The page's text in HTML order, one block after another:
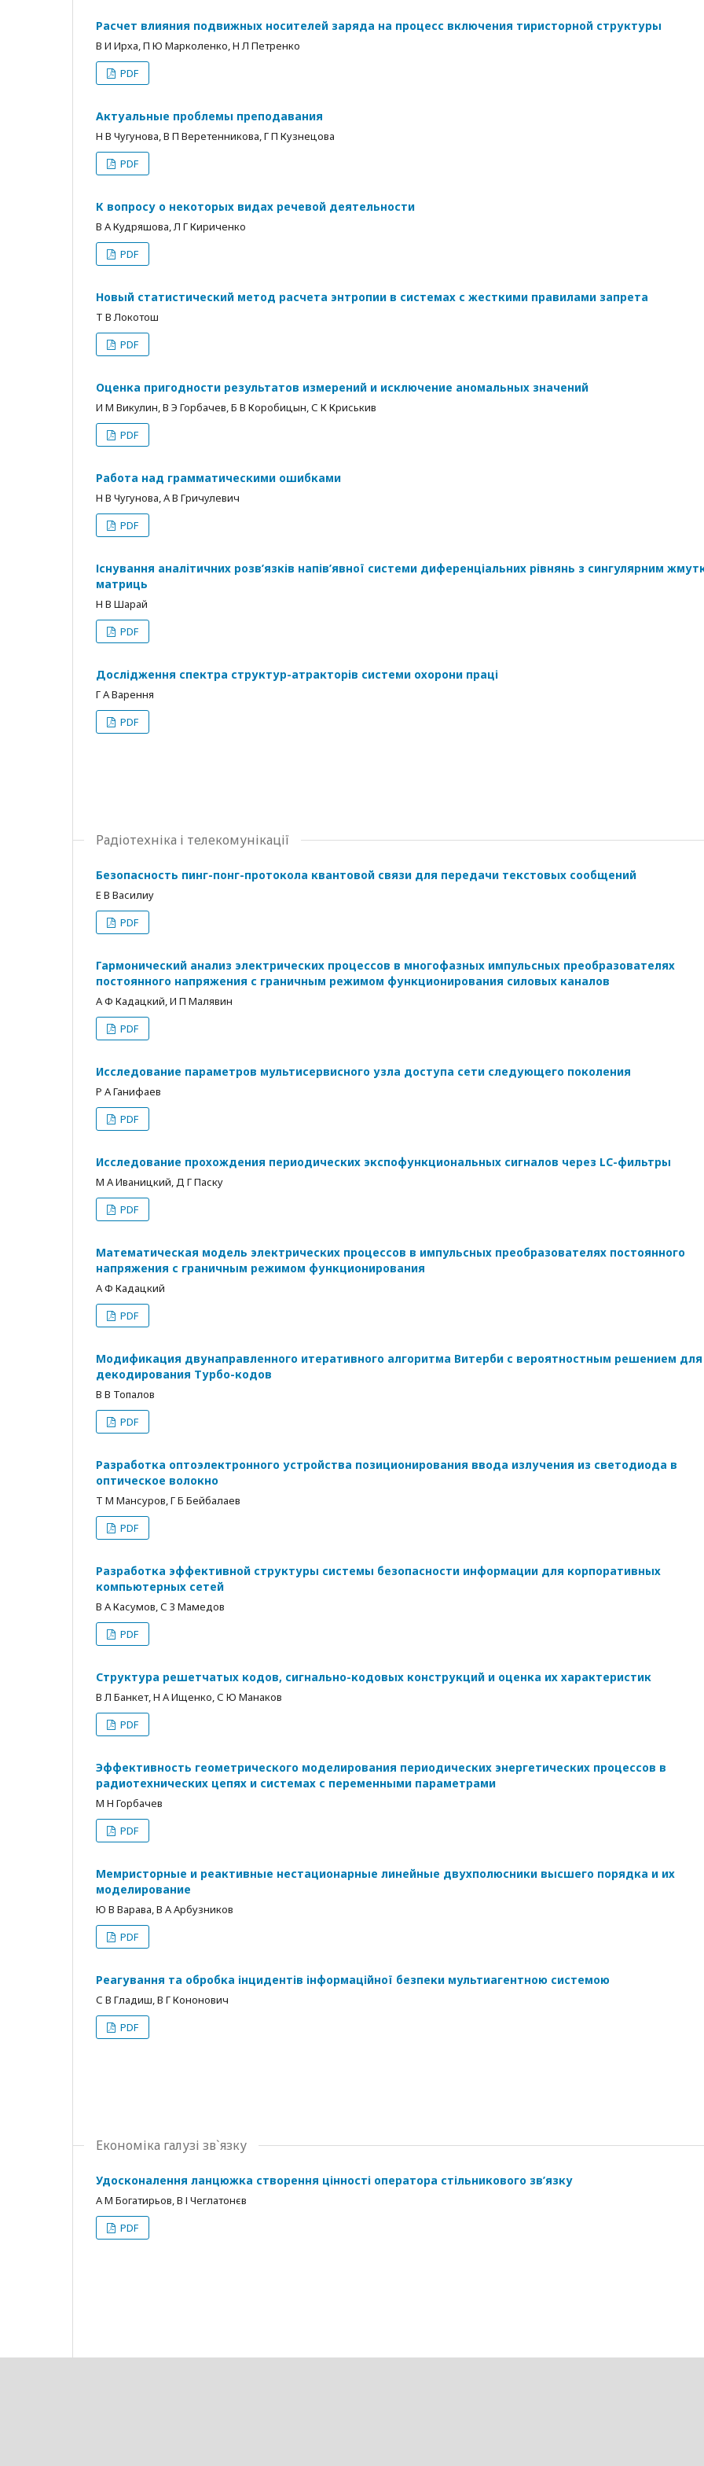
Расчет влияния подвижных носителей заряда на процесс включения тиристорной структуры
В И Ирха, П Ю Марколенко, Н Л Петренко
PDF
Актуальные проблемы преподавания
Н В Чугунова, В П Веретенникова, Г П Кузнецова
PDF
К вопросу о некоторых видах речевой деятельности
В А Кудряшова, Л Г Кириченко
PDF
Новый статистический метод расчета энтропии в системах с жесткими правилами запрета
Т В Локотош
PDF
Оценка пригодности результатов измерений и исключение аномальных значений
И М Викулин, В Э Горбачев, Б В Коробицын, С К Криськив
PDF
Работа над грамматическими ошибками
Н В Чугунова, А В Гричулевич
PDF
Існування аналітичних розв’язків напів’явної системи диференціальних рівнянь з сингулярним
матриць
Н В Шарай
PDF
Дослідження спектра структур-атракторів системи охорони праці
Г А Варення
PDF
Радіотехніка і телекомунікації
Безопасность пинг-понг-протокола квантовой связи для передачи текстовых сообщений
Е В Василиу
PDF
Гармонический анализ электрических процессов в многофазных импульсных преобразователях
постоянного напряжения с граничным режимом функционирования силовых каналов
А Ф Кадацкий, И П Малявин
PDF
Исследование параметров мультисервисного узла доступа сети следующего поколения
Р А Ганифаев
PDF
Исследование прохождения периодических экспофункциональных сигналов через LC-фильтры
М А Иваницкий, Д Г Паску
PDF
Математическая модель электрических процессов в импульсных преобразователях постоянного
напряжения с граничным режимом функционирования
А Ф Кадацкий
PDF
Модификация двунаправленного итеративного алгоритма Витерби с вероятностным решением для
декодирования Турбо-кодов
В В Топалов
PDF
Разработка оптоэлектронного устройства позиционирования ввода излучения из светодиода в
оптическое волокно
Т М Мансуров, Г Б Бейбалаев
PDF
Разработка эффективной структуры системы безопасности информации для корпоративных
компьютерных сетей
В А Касумов, С З Мамедов
PDF
Структура решетчатых кодов, сигнально-кодовых конструкций и оценка их характеристик
В Л Банкет, Н А Ищенко, С Ю Манаков
PDF
Эффективность геометрического моделирования периодических энергетических процессов в
радиотехнических цепях и системах с переменными параметрами
М Н Горбачев
PDF
Мемристорные и реактивные нестационарные линейные двухполюсники высшего порядка и их
моделирование
Ю В Варава, В А Арбузников
PDF
Реагування та обробка інцидентів інформаційної безпеки мультиагентною системою
С В Гладиш, В Г Кононович
PDF
Економіка галузі зв`язку
Удосконалення ланцюжка створення цінності оператора стільникового зв’язку
А М Богатирьов, В І Чеглатонєв
PDF